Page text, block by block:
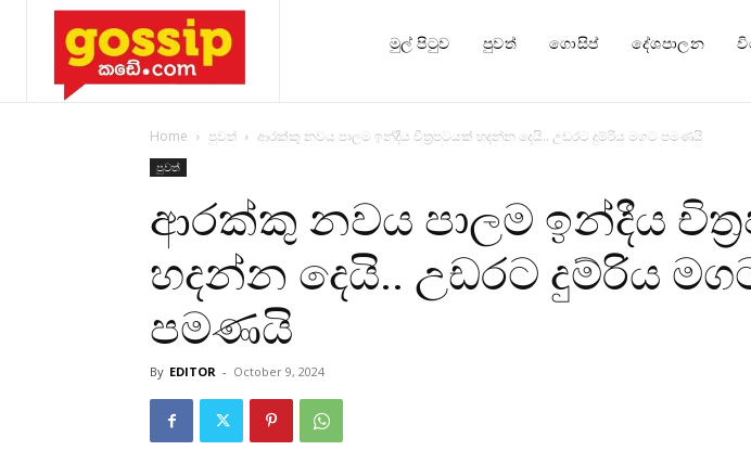
මුල් පිටුව පුවත් ගොසිප් දේශපාලන
Home පුවත් ආරක්කු නවය පාලම ඉන්දීය චිත‍්‍රපටයක් හදන්න දෙයි.. උඩරට දුම්රිය මගට පමණයි
පුවත්
ආරක්කු නවය පාලම ඉන්දීය
හදන්න දෙයි.. උඩරට දුම්රිය
පමණයි
By EDITOR - October 9, 2024